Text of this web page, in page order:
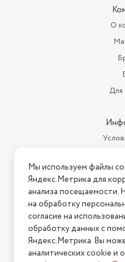
О
Для
Нашли ошибку на
2026 © Интернет-
Политика
Мы используем файлы
Яндекс.Метрика для
анализа посещаемости.
на обработку
согласие на
обработку данных с
Яндекс.Метрика. Вы
аналитических cookie и